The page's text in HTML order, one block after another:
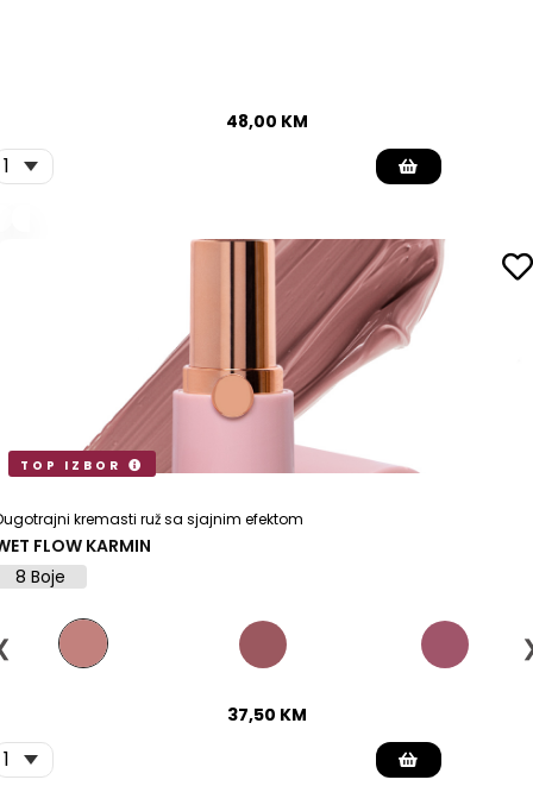
48,00 KM
TOP IZBOR
kremasti ruž sa sjajnim efektom
FLOW KARMIN
8 Boje
37,50 KM